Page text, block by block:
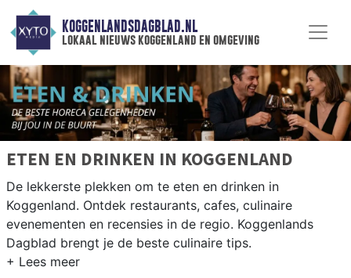
KOGGENLANDSDAGBLAD.NL
lokaal nieuws koggenland en omgeving
ETEN EN DRINKEN IN KOGGENLAND
De lekkerste plekken om te eten en drinken in
Koggenland. Ontdek restaurants, cafes, culinaire
evenementen en recensies in de regio. Koggenlands
Dagblad brengt je de beste culinaire tips.